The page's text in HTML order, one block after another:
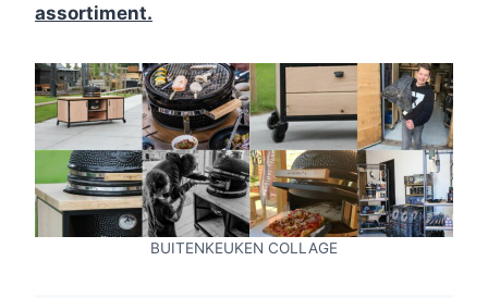
assortiment.
BUITENKEUKEN COLLAGE